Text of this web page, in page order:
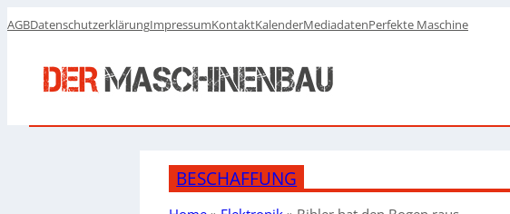
AGBDatenschutzerklärungImpressumKontaktKalenderMediadatenPerfekte Maschine
BESCHAFFUNG